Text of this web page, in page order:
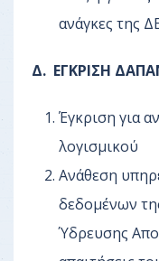
ανάγκες της
Δ. ΕΓΚΡΙΣΗ
Έγκριση για
λογισμικού
Ανάθεση
δεδομένων
Ύδρευσης